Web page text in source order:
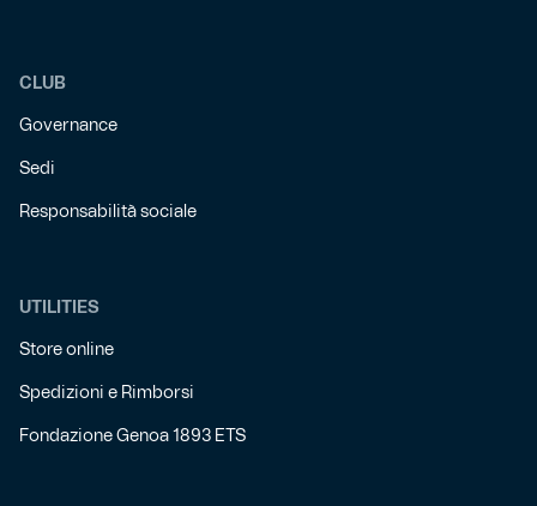
CLUB
Governance
Sedi
Responsabilità sociale
UTILITIES
Store online
Spedizioni e Rimborsi
Fondazione Genoa 1893 ETS